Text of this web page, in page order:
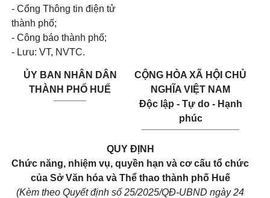
- Cổng Thông tin điện tử
thành phố;
- Công báo thành phố;
- Lưu: VT, NVTC.
ỦY BAN NHÂN DÂN
THÀNH PHỐ HUẾ
CỘNG HÒA XÃ HỘI CHỦ
NGHĨA VIỆT NAM
Độc lập - Tự do - Hạnh
phúc
__________________
QUY ĐỊNH
Chức năng, nhiệm vụ, quyền hạn và cơ cấu tổ chức
của Sở Văn hóa và Thể thao thành phố Huế
(Kèm theo Quyết định số 25/2025/QĐ-UBND ngày 24